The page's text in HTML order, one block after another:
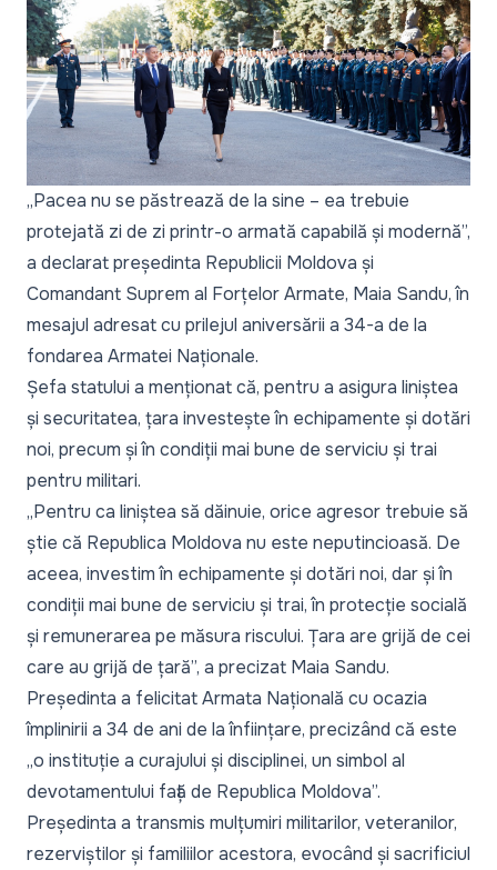
„Pacea nu se păstrează de la sine – ea trebuie
protejată zi de zi printr-o armată capabilă și modernă”,
a declarat președinta Republicii Moldova și
Comandant Suprem al Forțelor Armate, Maia Sandu, în
mesajul adresat cu prilejul aniversării a 34-a de la
fondarea Armatei Naționale.
Șefa statului a menționat că, pentru a asigura liniștea
și securitatea, țara investește în echipamente și dotări
noi, precum și în condiții mai bune de serviciu și trai
pentru militari.
„Pentru ca liniștea să dăinuie, orice agresor trebuie să
știe că Republica Moldova nu este neputincioasă. De
aceea, investim în echipamente și dotări noi, dar și în
condiții mai bune de serviciu și trai, în protecție socială
și remunerarea pe măsura riscului. Țara are grijă de cei
care au grijă de țară”, a precizat Maia Sandu.
Președinta a felicitat Armata Națională cu ocazia
împlinirii a 34 de ani de la înființare, precizând că este
„o instituție a curajului și disciplinei, un simbol al
devotamentului față de Republica Moldova”.
Președinta a transmis mulțumiri militarilor, veteranilor,
rezerviștilor și familiilor acestora, evocând și sacrificiul